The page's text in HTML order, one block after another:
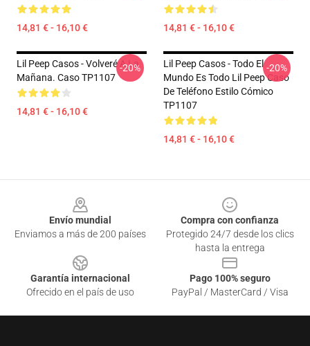
14,81 € - 16,10 € 14,81 € - 16,10 €
Lil Peep Casos - Volveré A La
Mañana. Caso TP1107
14,81 € - 16,10 €
-20%
Lil Peep Casos - Todo El
Mundo Es Todo Lil Peep Caso
De Teléfono Estilo Cómico
TP1107
14,81 € - 16,10 €
-20%
Envío mundial
Enviamos a más de 200 países
Compra con confianza
Protegido 24/7 desde los clics
hasta la entrega
Garantía internacional
Ofrecido en el país de uso
Pago 100% seguro
PayPal / MasterCard / Visa